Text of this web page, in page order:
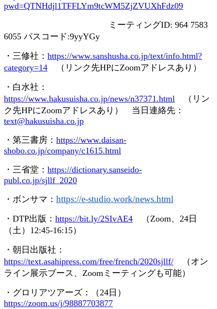
pwd=QTNHdjl1TFFLYm9tcWM5ZjZVUXhFdz09
ミーティングID: 964 7583
6055 パスコード:9yyYGy
・三修社： https://www.sanshusha.co.jp/text/info.html?
category=14 （リンク先HPにZoomアドレスあり）
・白水社：
https://www.hakusuisha.co.jp/news/n37371.html （リン
ク先HPにZoomアドレスあり） 当日連絡先：
text@hakusuisha.co.jp
・第三書房： https://www.daisan-
shobo.co.jp/company/c1615.html
・三省堂： https://dictionary.sanseido-
publ.co.jp/sjllf_2020
・ボンサマ： https://e-studio.work/news.html
・ DTP出版： https://bit.ly/2SIvAE4 （Zoom、 24 日
（土） 12:45-16:15）
・朝日出版社：
https://text.asahipress.com/free/french/2020sjllf/ （オン
ライン展示ブース、 Zoom ミーティングも可能）
・グロリアツアーズ：（24 日）
https://zoom.us/j/98887703877